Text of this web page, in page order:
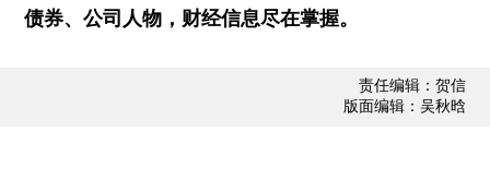
债券、公司人物，财经信息尽在掌握。
责任编辑：贺信
版面编辑：吴秋晗